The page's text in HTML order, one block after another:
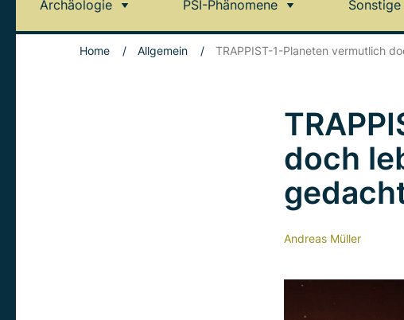
Archäologie PSI-Phänomene Sonstige
Home / Allgemein / TRAPPIST-1-Planeten vermutlich
doch
Andreas Müller